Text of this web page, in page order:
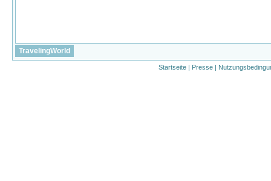
TravelingWorld
Startseite | Presse |